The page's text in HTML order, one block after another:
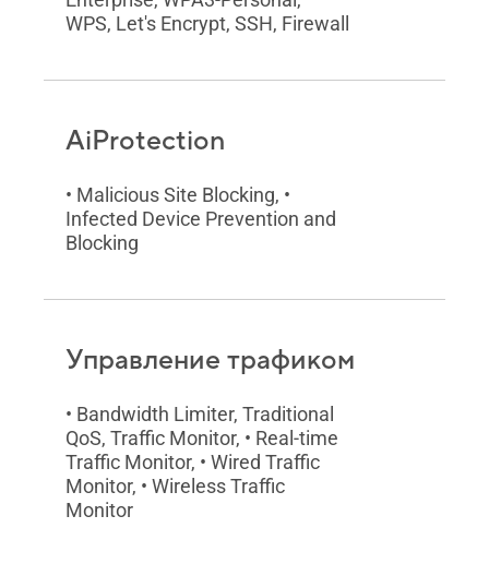
WPS, Let's Encrypt, SSH, Firewall
AiProtection
• Malicious Site Blocking, •
Infected Device Prevention and
Blocking
Управление трафиком
• Bandwidth Limiter, Traditional
QoS, Traffic Monitor, • Real-time
Traffic Monitor, • Wired Traffic
Monitor, • Wireless Traffic
Monitor